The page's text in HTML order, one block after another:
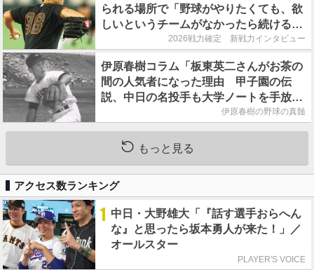
られる場所で「野球がやりたくても、欲
しいというチームがなかったら続けるこ
とはできない」2026戦力確定 新戦力インタビュー
伊原春樹コラム「板東英二さんがお茶の
間の人気者になった理由 甲子園の伝
説、中日の名投手も大学ノートを手放さ
伊原春樹の野球の真髄
もっと見る
アクセス数ランキング
1 中日・大野雄大「『話す選手おらへん
な』と思ったら坂本勇人が来た！」／
オールスター
PLAYER'S VOICE